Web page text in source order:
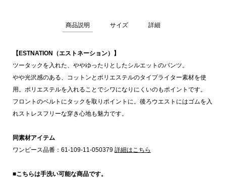
商品説明 サイズ 詳細
【ESTNATION（エストネーション）】
ツータックを入れた、ややゆったりとしたシルエットのパンツ。
やや光沢感のある、コットンとポリエステルのタイプライター素材を使
用。ポリエステルを入れることでシワになりにくいのもポイントです。
フロントのベルトにタックを取りポイントに。後ろウエストにはゴムを入
れストレスフリーな穿き心地も魅力です。
同素材アイテム
ワンピース品番：61-109-11-050379 詳細はこちら
■こちらは手洗い可能な商品です。